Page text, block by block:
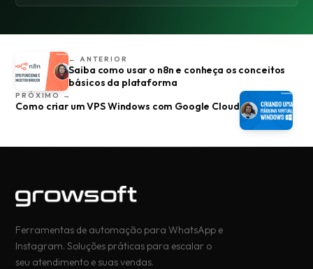
← ANTERIOR
Saiba como usar o n8n e conheça os conceitos
básicos da plataforma
PRÓXIMO →
Como criar um VPS Windows com Google Cloud
Ferramentas de automação para WhatsApp e
Instagram. Soluções práticas para escalar o
seu atendimento e suas vendas.